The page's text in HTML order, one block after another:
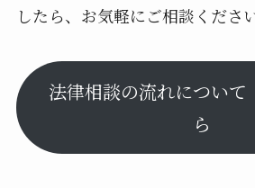
したら、お気軽にご相談ください
法律相談の流れについ
ら